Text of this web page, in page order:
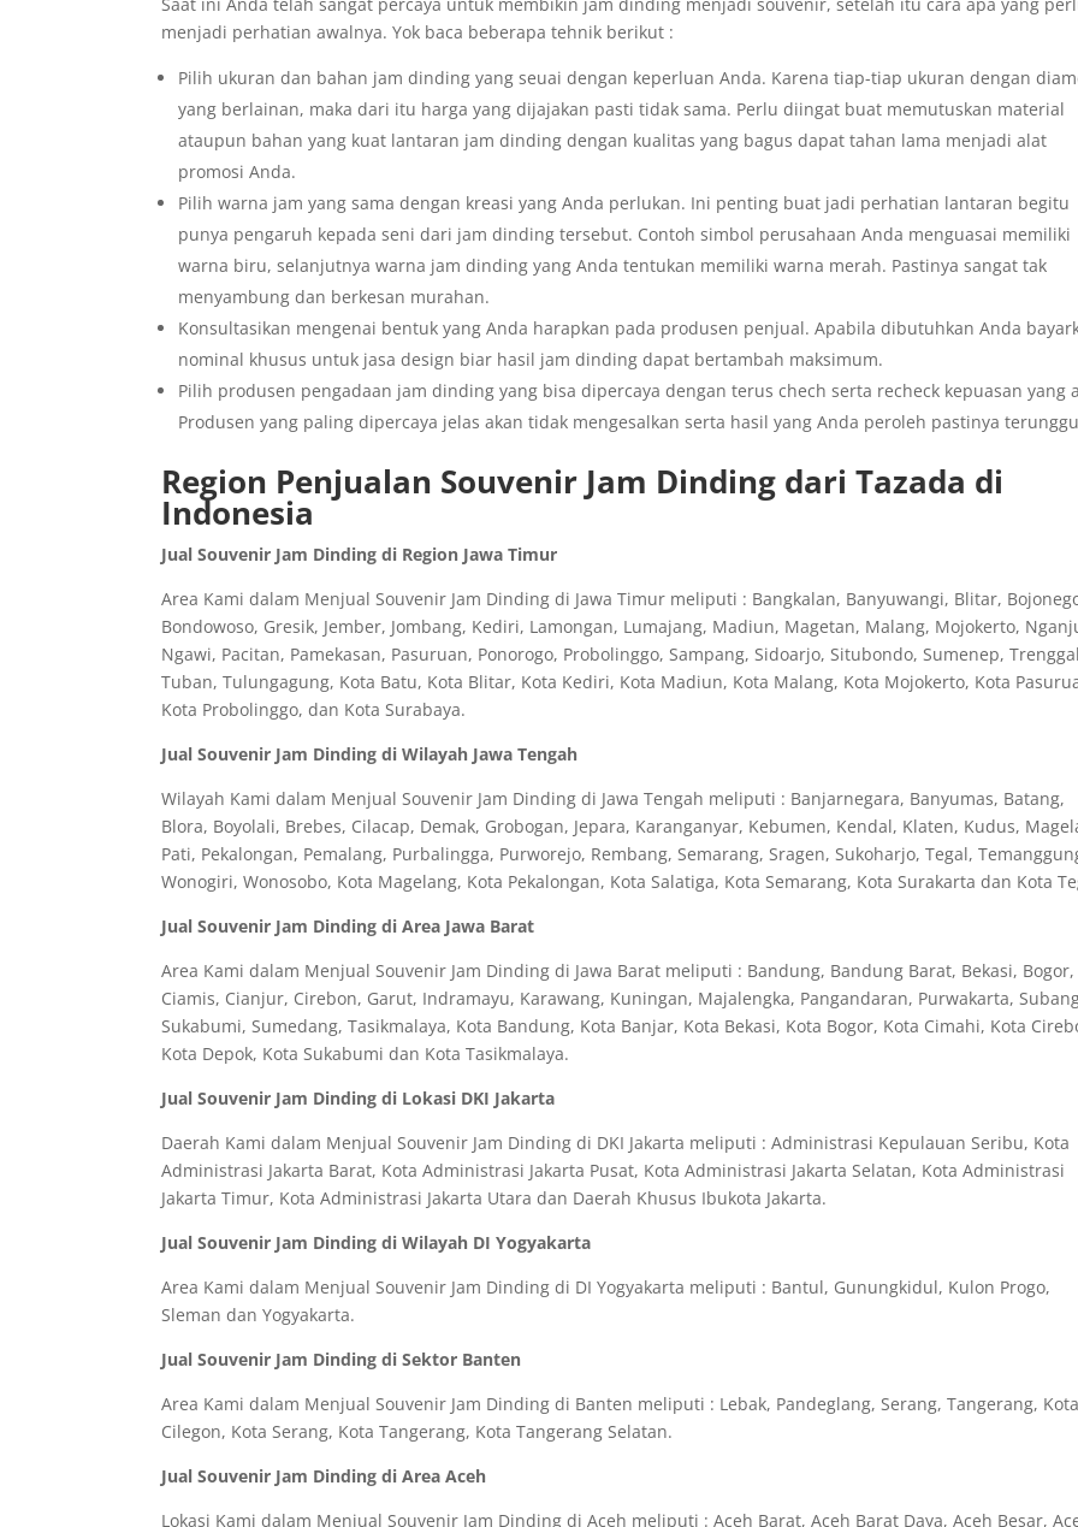
menjadi perhatian awalnya. Yok baca beberapa tehnik berikut :
Pilih ukuran dan bahan jam dinding yang seuai dengan keperluan Anda. Karena tiap-tiap ukuran dengan
yang berlainan, maka dari itu harga yang dijajakan pasti tidak sama. Perlu diingat buat memutuskan material
ataupun bahan yang kuat lantaran jam dinding dengan kualitas yang bagus dapat tahan lama menjadi alat
promosi Anda.
Pilih warna jam yang sama dengan kreasi yang Anda perlukan. Ini penting buat jadi perhatian lantaran begitu
punya pengaruh kepada seni dari jam dinding tersebut. Contoh simbol perusahaan Anda menguasai memiliki
warna biru, selanjutnya warna jam dinding yang Anda tentukan memiliki warna merah. Pastinya sangat tak
menyambung dan berkesan murahan.
Konsultasikan mengenai bentuk yang Anda harapkan pada produsen penjual. Apabila dibutuhkan Anda
nominal khusus untuk jasa design biar hasil jam dinding dapat bertambah maksimum.
Pilih produsen pengadaan jam dinding yang bisa dipercaya dengan terus chech serta recheck kepuasan yang
Produsen yang paling dipercaya jelas akan tidak mengesalkan serta hasil yang Anda peroleh pastinya
Region Penjualan Souvenir Jam Dinding dari Tazada di
Indonesia
Jual Souvenir Jam Dinding di Region Jawa Timur
Area Kami dalam Menjual Souvenir Jam Dinding di Jawa Timur meliputi : Bangkalan, Banyuwangi, Blitar,
Bondowoso, Gresik, Jember, Jombang, Kediri, Lamongan, Lumajang, Madiun, Magetan, Malang, Mojokerto,
Ngawi, Pacitan, Pamekasan, Pasuruan, Ponorogo, Probolinggo, Sampang, Sidoarjo, Situbondo, Sumenep,
Tuban, Tulungagung, Kota Batu, Kota Blitar, Kota Kediri, Kota Madiun, Kota Malang, Kota Mojokerto, Kota
Kota Probolinggo, dan Kota Surabaya.
Jual Souvenir Jam Dinding di Wilayah Jawa Tengah
Wilayah Kami dalam Menjual Souvenir Jam Dinding di Jawa Tengah meliputi : Banjarnegara, Banyumas, Batang,
Blora, Boyolali, Brebes, Cilacap, Demak, Grobogan, Jepara, Karanganyar, Kebumen, Kendal, Klaten, Kudus,
Pati, Pekalongan, Pemalang, Purbalingga, Purworejo, Rembang, Semarang, Sragen, Sukoharjo, Tegal,
Wonogiri, Wonosobo, Kota Magelang, Kota Pekalongan, Kota Salatiga, Kota Semarang, Kota Surakarta dan Kota
Jual Souvenir Jam Dinding di Area Jawa Barat
Area Kami dalam Menjual Souvenir Jam Dinding di Jawa Barat meliputi : Bandung, Bandung Barat, Bekasi, Bogor,
Ciamis, Cianjur, Cirebon, Garut, Indramayu, Karawang, Kuningan, Majalengka, Pangandaran, Purwakarta,
Sukabumi, Sumedang, Tasikmalaya, Kota Bandung, Kota Banjar, Kota Bekasi, Kota Bogor, Kota Cimahi, Kota
Kota Depok, Kota Sukabumi dan Kota Tasikmalaya.
Jual Souvenir Jam Dinding di Lokasi DKI Jakarta
Daerah Kami dalam Menjual Souvenir Jam Dinding di DKI Jakarta meliputi : Administrasi Kepulauan Seribu, Kota
Administrasi Jakarta Barat, Kota Administrasi Jakarta Pusat, Kota Administrasi Jakarta Selatan, Kota Administrasi
Jakarta Timur, Kota Administrasi Jakarta Utara dan Daerah Khusus Ibukota Jakarta.
Jual Souvenir Jam Dinding di Wilayah DI Yogyakarta
Area Kami dalam Menjual Souvenir Jam Dinding di DI Yogyakarta meliputi : Bantul, Gunungkidul, Kulon Progo,
Sleman dan Yogyakarta.
Jual Souvenir Jam Dinding di Sektor Banten
Area Kami dalam Menjual Souvenir Jam Dinding di Banten meliputi : Lebak, Pandeglang, Serang, Tangerang, Kota
Cilegon, Kota Serang, Kota Tangerang, Kota Tangerang Selatan.
Jual Souvenir Jam Dinding di Area Aceh
Lokasi Kami dalam Menjual Souvenir Jam Dinding di Aceh meliputi : Aceh Barat, Aceh Barat Daya, Aceh Besar,